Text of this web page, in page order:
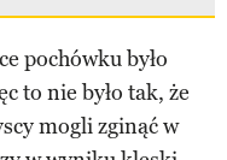
pochówku było
to nie było tak, że
mogli zginąć w